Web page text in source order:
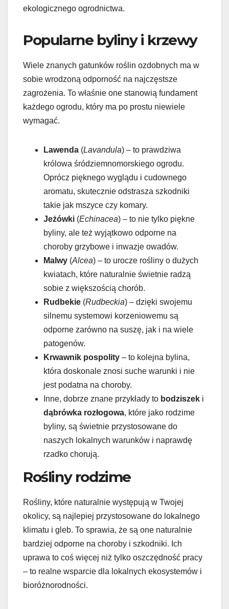
ekologicznego ogrodnictwa.
Popularne byliny i krzewy
Wiele znanych gatunków roślin ozdobnych ma w
sobie wrodzoną odporność na najczęstsze
zagrożenia. To właśnie one stanowią fundament
każdego ogrodu, który ma po prostu niewiele
wymagać.
Lawenda (Lavandula) – to prawdziwa
królowa śródziemnomorskiego ogrodu.
Oprócz pięknego wyglądu i cudownego
aromatu, skutecznie odstrasza szkodniki
takie jak mszyce czy komary.
Jeżówki (Echinacea) – to nie tylko piękne
byliny, ale też wyjątkowo odporne na
choroby grzybowe i inwazje owadów.
Malwy (Alcea) – to urocze rośliny o dużych
kwiatach, które naturalnie świetnie radzą
sobie z większością chorób.
Rudbekie (Rudbeckia) – dzięki swojemu
silnemu systemowi korzeniowemu są
odporne zarówno na suszę, jak i na wiele
patogenów.
Krwawnik pospolity – to kolejna bylina,
która doskonale znosi suche warunki i nie
jest podatna na choroby.
Inne, dobrze znane przykłady to bodziszek i
dąbrówka rozłogowa, które jako rodzime
byliny, są świetnie przystosowane do
naszych lokalnych warunków i naprawdę
rzadko chorują.
Rośliny rodzime
Rośliny, które naturalnie występują w Twojej
okolicy, są najlepiej przystosowane do lokalnego
klimatu i gleb. To sprawia, że są one naturalnie
bardziej odporne na choroby i szkodniki. Ich
uprawa to coś więcej niż tylko oszczędność pracy
– to realne wsparcie dla lokalnych ekosystemów i
bioróżnorodności.